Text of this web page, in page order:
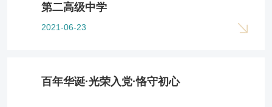
第二高级中学
2021-06-23
百年华诞·光荣入党·恪守初心